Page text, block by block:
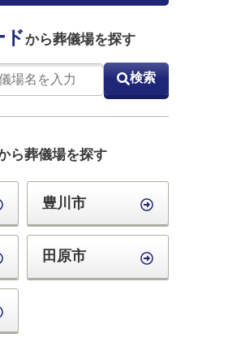
ドから葬儀場を探す
検索
ら葬儀場を探す
豊川市
田原市